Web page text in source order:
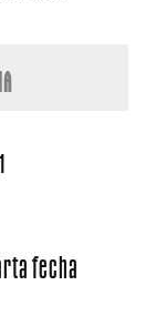
fecha